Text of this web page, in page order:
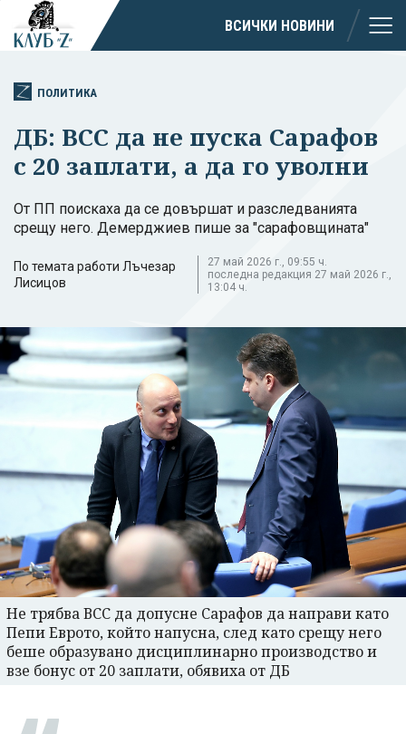
ВСИЧКИ НОВИНИ
ПОЛИТИКА
ДБ: ВСС да не пуска Сарафов
с 20 заплати, а да го уволни
От ПП поискаха да се довършат и разследванията
срещу него. Демерджиев пише за "сарафовщината"
По темата работи Лъчезар
Лисицов
27 май 2026 г., 09:55 ч.
последна редакция 27 май 2026 г.,
13:04 ч.
Не трябва ВСС да допусне Сарафов да направи като
Пепи Еврото, който напусна, след като срещу него
беше образувано дисциплинарно производство и
взе бонус от 20 заплати, обявиха от ДБ